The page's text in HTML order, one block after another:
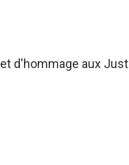
d'hommage aux